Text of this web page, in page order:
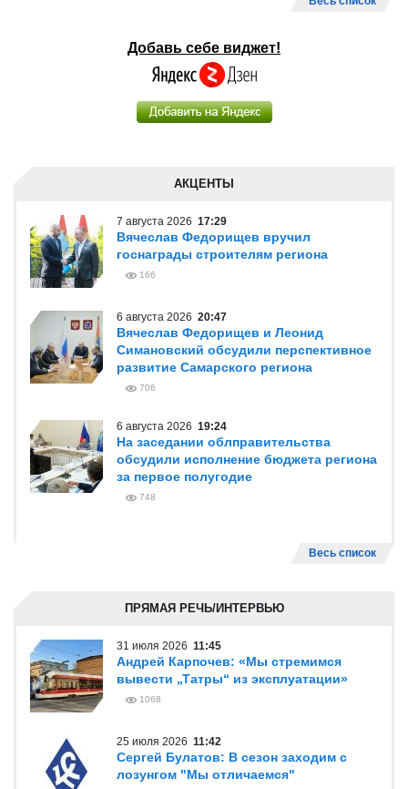
Добавь себе виджет!
АКЦЕНТЫ
7 августа 2026 17:29
Вячеслав Федорищев вручил
госнаграды строителям региона
166
6 августа 2026 20:47
Вячеслав Федорищев и Леонид
Симановский обсудили перспективное
развитие Самарского региона
706
6 августа 2026 19:24
На заседании облправительства
обсудили исполнение бюджета региона
за первое полугодие
748
Весь список
ПРЯМАЯ РЕЧЬ/ИНТЕРВЬЮ
31 июля 2026 11:45
Андрей Карпочев: «Мы стремимся
вывести „Татры“ из эксплуатации»
1068
25 июля 2026 11:42
Сергей Булатов: В сезон заходим с
лозунгом "Мы отличаемся"